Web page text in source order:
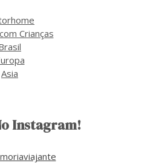
Crianças
Asia
Instagram!